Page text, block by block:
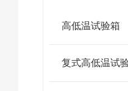
高低温试验箱
复式高低温试